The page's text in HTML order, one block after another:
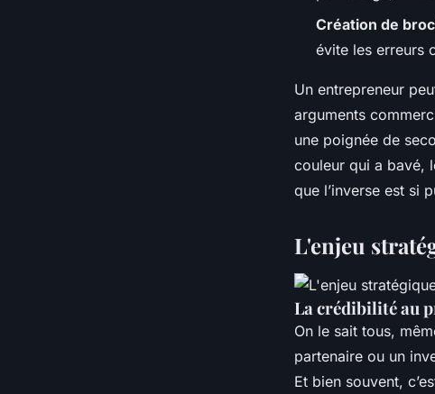
Création de
évite les erreurs
Un entrepreneur
arguments
une poignée de
couleur qui a bavé,
que l’inverse est si
L'enjeu
La crédibilité au
On le sait tous,
partenaire ou un
Et bien souvent,